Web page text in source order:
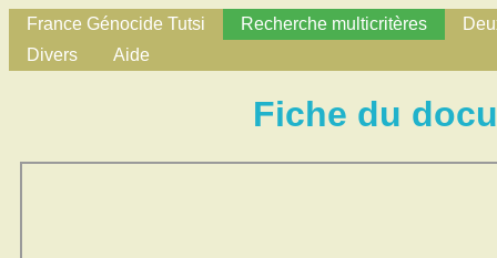
France Génocide Tutsi Recherche multicritères
Divers
Aide
Fiche du